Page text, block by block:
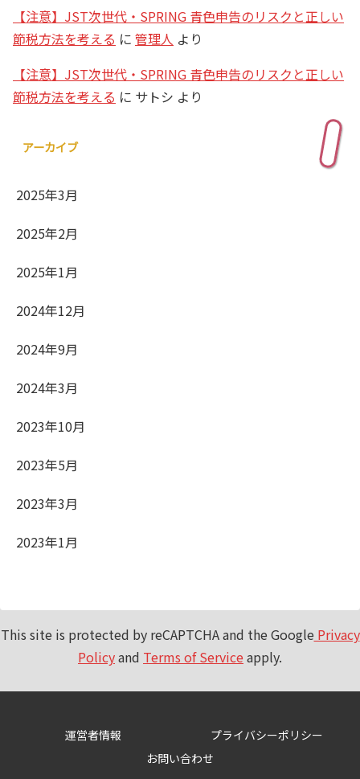
【注意】JST次世代・SPRING 青色申告のリスクと正しい
節税方法を考える に 管理人 より
【注意】JST次世代・SPRING 青色申告のリスクと正しい
節税方法を考える に サトシ より
アーカイブ
2025年3月
2025年2月
2025年1月
2024年12月
2024年9月
2024年3月
2023年10月
2023年5月
2023年3月
2023年1月
This site is protected by reCAPTCHA and the Google Privacy
Policyand Terms of Service apply.
運営者情報
プライバシーポリシー
お問い合わせ